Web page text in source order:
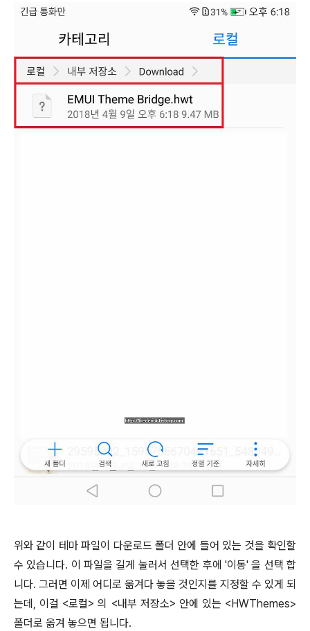
위와 같이 테마 파일이 다운로드 폴더 안에 들어 있는 것을 확인할
수 있습니다. 이 파일을 길게 눌러서 선택한 후에 '이동' 을 선택 합
니다. 그러면 이제 어디로 옮겨다 놓을 것인지를 지정할 수 있게 되
는데, 이걸 <로컬> 의 <내부 저장소> 안에 있는 <HWThemes>
폴더로 옮겨 놓으면 됩니다.